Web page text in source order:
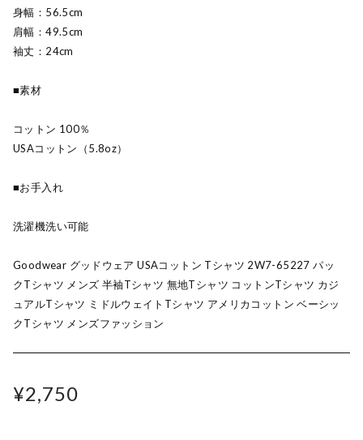
身幅：56.5cm
肩幅：49.5cm
袖丈：24cm
■素材
コットン 100％
USAコットン（5.8oz）
■お手入れ
洗濯機洗い可能
Goodwear グッドウェア USAコットン Tシャツ 2W7-65227 パッ
クTシャツ メンズ 半袖Tシャツ 無地Tシャツ コットンTシャツ カジ
ュアルTシャツ ミドルウェイトTシャツ アメリカコットン ベーシッ
クTシャツ メンズファッション
¥2,750